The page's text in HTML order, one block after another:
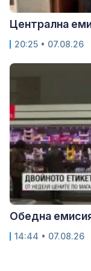
Централна
20:25 • 07.08.26
Обедна
14:44 • 07.08.26